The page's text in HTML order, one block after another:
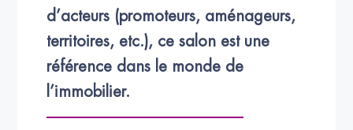
d’acteurs (promoteurs, aménageurs,
territoires, etc.), ce salon est une
référence dans le monde de
l’immobilier.